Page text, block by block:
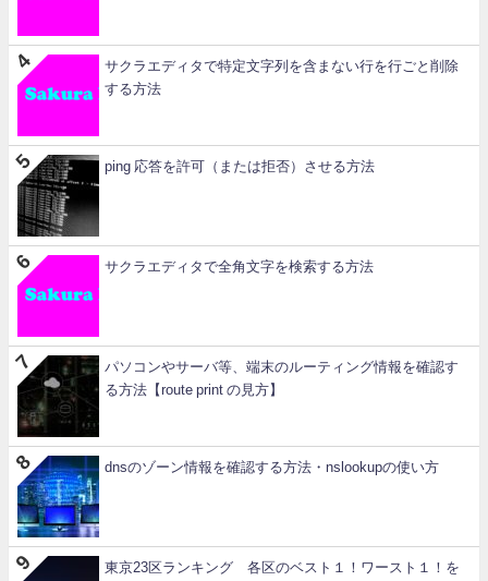
サクラエディタで特定文字列を含まない行を行ごと削除
する方法
ping 応答を許可（または拒否）させる方法
サクラエディタで全角文字を検索する方法
パソコンやサーバ等、端末のルーティング情報を確認す
る方法【route print の見方】
dnsのゾーン情報を確認する方法・nslookupの使い方
東京23区ランキング 各区のベスト１！ワースト１！を